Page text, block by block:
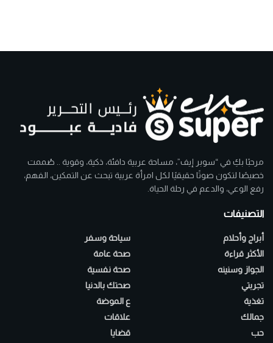
مرحبًا بكِ في “سوبر إيف”، مساحة عربية دافئة، ذكية، وقوية .. صُممت
خصيصًا لتكون صوتًا حقيقيًا لكل امرأة عربية تبحث عن التمكين، الفهم،
رفع الوعي، والدعم في رحلة الحياة.
التصنيفات
أبراج وأحلام
الأكثر قراءة
الجواز وسنينه
تجربتي
تغذية
جمالك
حب
سياحة وسفر
صحة عامة
صحة نفسية
صحتك بالدنيا
ع الموضة
علاقات
قضايا